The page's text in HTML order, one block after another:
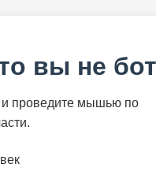
вы не бот
и проведите мышью по